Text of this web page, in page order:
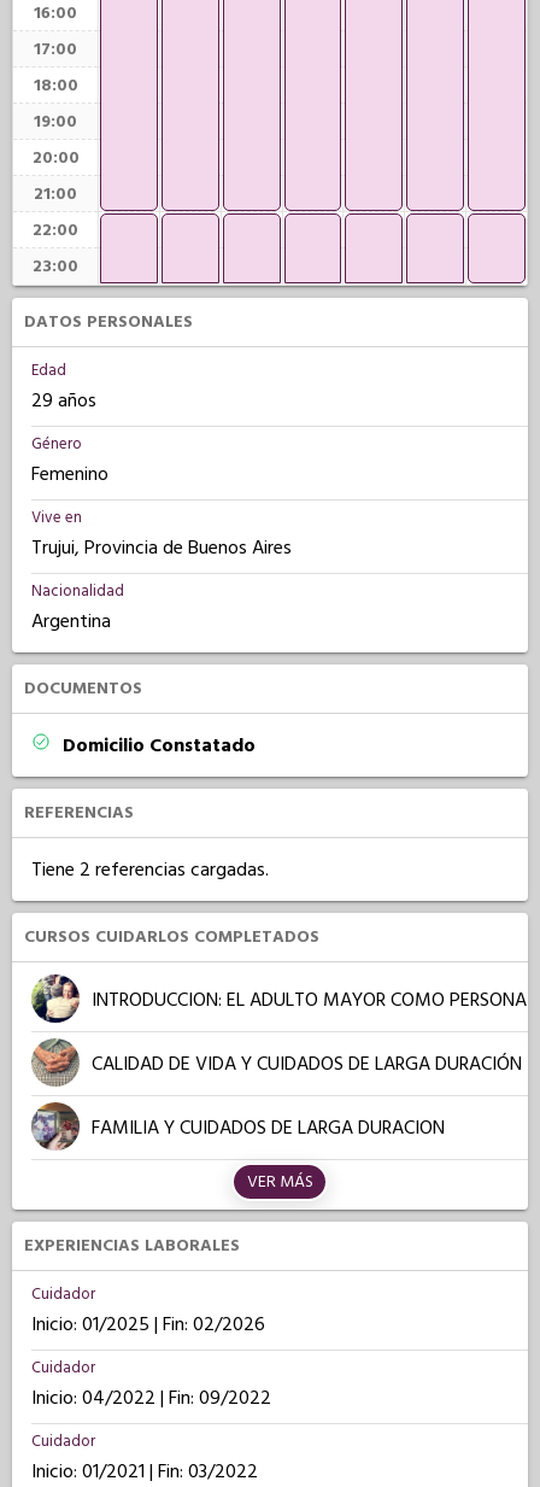
16:00
17:00
18:00
19:00
20:00
21:00
22:00
23:00
DATOS PERSONALES
Edad
29 años
Género
Femenino
Vive en
Trujui, Provincia de Buenos Aires
Nacionalidad
Argentina
DOCUMENTOS
Domicilio Constatado
REFERENCIAS
Tiene 2 referencias cargadas.
CURSOS CUIDARLOS COMPLETADOS
INTRODUCCION: EL ADULTO MAYOR COMO PERSONA
CALIDAD DE VIDA Y CUIDADOS DE LARGA DURACIÓN
FAMILIA Y CUIDADOS DE LARGA DURACION
VER MÁS
EXPERIENCIAS LABORALES
Cuidador
Inicio: 01/2025 | Fin: 02/2026
Cuidador
Inicio: 04/2022 | Fin: 09/2022
Cuidador
Inicio: 01/2021 | Fin: 03/2022